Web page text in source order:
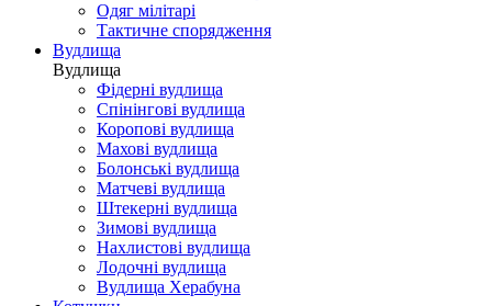
Одяг мілітарі
Тактичне спорядження
Вудлища
Вудлища
Фідерні вудлища
Спінінгові вудлища
Коропові вудлища
Махові вудлища
Болонські вудлища
Матчеві вудлища
Штекерні вудлища
Зимові вудлища
Нахлистові вудлища
Лодочні вудлища
Вудлища Херабуна